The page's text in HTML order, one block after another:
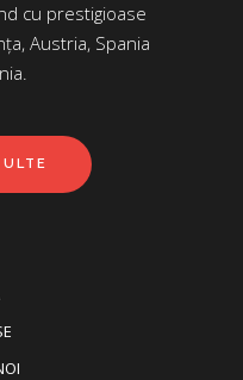
cu prestigioase
Austria, Spania